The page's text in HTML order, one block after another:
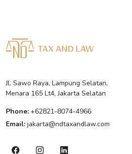
Jl. Sawo Raya, Lampung Selatan,
Menara 165 Lt4, Jakarta Selatan
Phone: +62821-8074-4966
Email: jakarta@ndtaxandlaw.com